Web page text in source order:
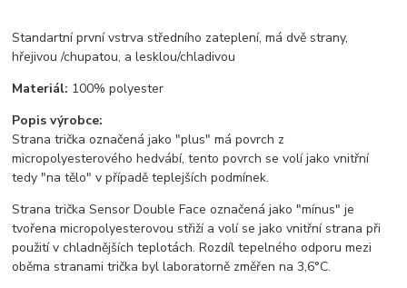
Standartní první vstrva středního zateplení, má dvě strany,
hřejivou /chupatou, a lesklou/chladivou
Materiál: 100% polyester
Popis výrobce:
Strana trička označená jako "plus" má povrch z
micropolyesterového hedvábí, tento povrch se volí jako vnitřní
tedy "na tělo" v případě teplejších podmínek.
Strana trička Sensor Double Face označená jako "mínus" je
tvořena micropolyesterovou střiží a volí se jako vnitřní strana při
použití v chladnějších teplotách. Rozdíl tepelného odporu mezi
oběma stranami trička byl laboratorně změřen na 3,6°C.